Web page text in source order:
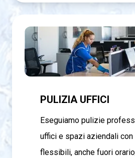
PULIZIA UFFICI
Eseguiamo pulizie
uffici e spazi aziendali
flessibili, anche fuori